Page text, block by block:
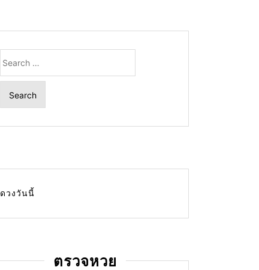
for:
ดวงวันนี้
ตรวจหวย